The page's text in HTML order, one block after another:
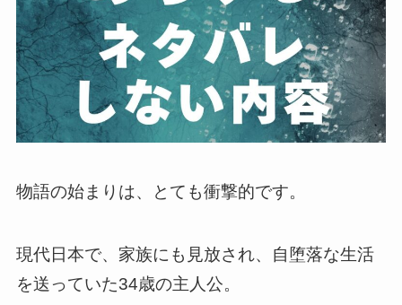
物語の始まりは、とても衝撃的です。
現代日本で、家族にも見放され、自堕落な生活
を送っていた34歳の主人公。